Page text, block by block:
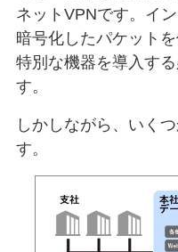
ネットVPNです。イ
暗号化したパケット
特別な機器を導入す
す。
しかしながら、いく
す。